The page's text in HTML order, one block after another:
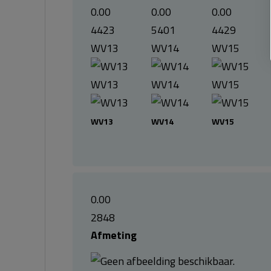
0.00
4423
WV13
WV13
WV13
0.00
5401
WV14
WV14
WV14
0.00
4429
WV15
WV15
WV15
0.00
2848
Afmeting